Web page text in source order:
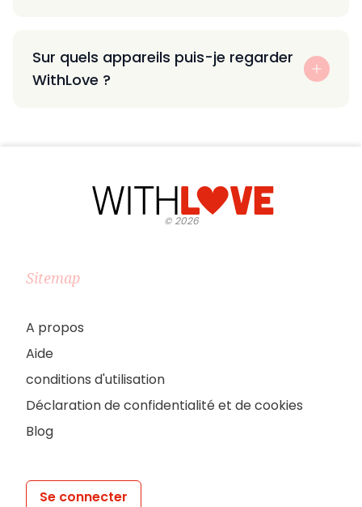
Sur quels appareils puis-je regarder
WithLove ?
©2026
Sitemap
A propos
Aide
conditions d'utilisation
Déclaration de confidentialité et de cookies
Blog
Se connecter